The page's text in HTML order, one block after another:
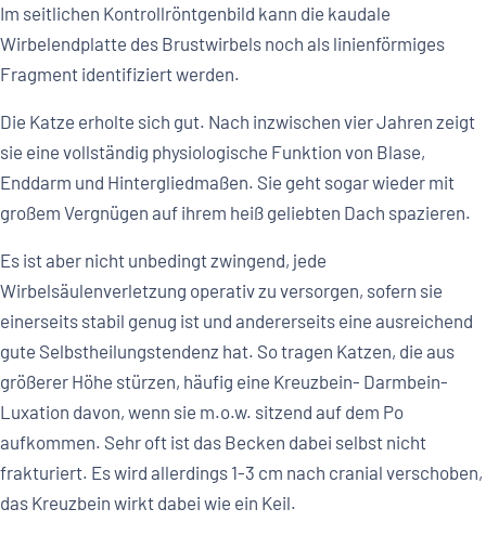
Im seitlichen Kontrollröntgenbild kann die kaudale
Wirbelendplatte des Brustwirbels noch als linienförmiges
Fragment identifiziert werden.
Die Katze erholte sich gut. Nach inzwischen vier Jahren zeigt
sie eine vollständig physiologische Funktion von Blase,
Enddarm und Hintergliedmaßen. Sie geht sogar wieder mit
großem Vergnügen auf ihrem heiß geliebten Dach spazieren.
Es ist aber nicht unbedingt zwingend, jede
Wirbelsäulenverletzung operativ zu versorgen, sofern sie
einerseits stabil genug ist und andererseits eine ausreichend
gute Selbstheilungstendenz hat. So tragen Katzen, die aus
größerer Höhe stürzen, häufig eine Kreuzbein- Darmbein-
Luxation davon, wenn sie m.o.w. sitzend auf dem Po
aufkommen. Sehr oft ist das Becken dabei selbst nicht
frakturiert. Es wird allerdings 1-3 cm nach cranial verschoben,
das Kreuzbein wirkt dabei wie ein Keil.